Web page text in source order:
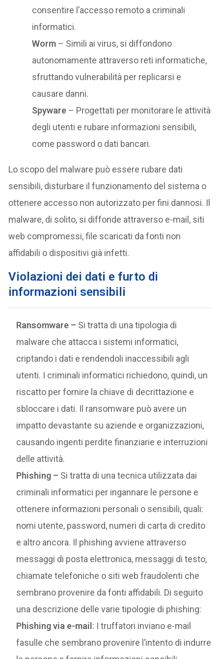
consentire l’accesso remoto a criminali
informatici.
Worm – Simili ai virus, si diffondono
autonomamente attraverso reti informatiche,
sfruttando vulnerabilità per replicarsi e
causare danni.
Spyware – Progettati per monitorare le attività
degli utenti e rubare informazioni sensibili,
come password o dati bancari.
Lo scopo del malware può essere rubare dati
sensibili, disturbare il funzionamento del sistema o
ottenere accesso non autorizzato per fini dannosi. Il
malware, di solito, si diffonde attraverso e-mail, siti
web compromessi, file scaricati da fonti non
affidabili o dispositivi già infetti.
Violazioni dei dati e furto di
informazioni sensibili
Ransomware – Si tratta di una tipologia di
malware che attacca i sistemi informatici,
criptando i dati e rendendoli inaccessibili agli
utenti. I criminali informatici richiedono, quindi, un
riscatto per fornire la chiave di decrittazione e
sbloccare i dati. Il ransomware può avere un
impatto devastante su aziende e organizzazioni,
causando ingenti perdite finanziarie e interruzioni
delle attività.
Phishing – Si tratta di una tecnica utilizzata dai
criminali informatici per ingannare le persone e
ottenere informazioni personali o sensibili, quali:
nomi utente, password, numeri di carta di credito
e altro ancora. Il phishing avviene attraverso
messaggi di posta elettronica, messaggi di testo,
chiamate telefoniche o siti web fraudolenti che
sembrano provenire da fonti affidabili. Di seguito
una descrizione delle varie tipologie di phishing:
Phishing via e-mail: I truffatori inviano e-mail
fasulle che sembrano provenire l’intento di indurre